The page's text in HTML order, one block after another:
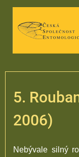
5.
2006)
Nebývale silný